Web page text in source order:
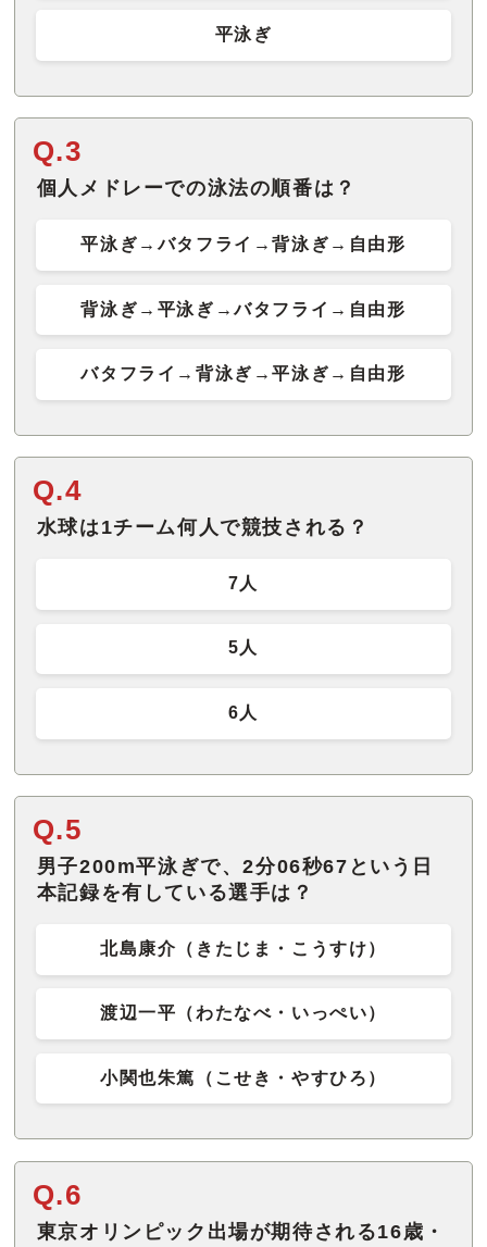
平泳ぎ
Q.3
個人メドレーでの泳法の順番は？
平泳ぎ→バタフライ→背泳ぎ→自由形
背泳ぎ→平泳ぎ→バタフライ→自由形
バタフライ→背泳ぎ→平泳ぎ→自由形
Q.4
水球は1チーム何人で競技される？
7人
5人
6人
Q.5
男子200m平泳ぎで、2分06秒67という日
本記録を有している選手は？
北島康介（きたじま・こうすけ）
渡辺一平（わたなべ・いっぺい）
小関也朱篤（こせき・やすひろ）
Q.6
東京オリンピック出場が期待される16歳・